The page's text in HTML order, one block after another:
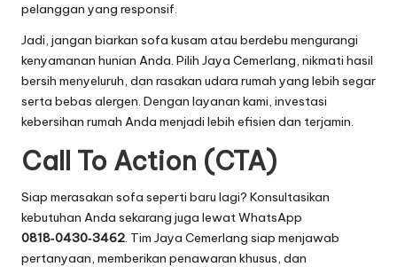
pelanggan yang responsif.
Jadi, jangan biarkan sofa kusam atau berdebu mengurangi
kenyamanan hunian Anda. Pilih Jaya Cemerlang, nikmati hasil
bersih menyeluruh, dan rasakan udara rumah yang lebih segar
serta bebas alergen. Dengan layanan kami, investasi
kebersihan rumah Anda menjadi lebih efisien dan terjamin.
Call To Action (CTA)
Siap merasakan sofa seperti baru lagi? Konsultasikan
kebutuhan Anda sekarang juga lewat WhatsApp
0818‑0430‑3462. Tim Jaya Cemerlang siap menjawab
pertanyaan, memberikan penawaran khusus, dan